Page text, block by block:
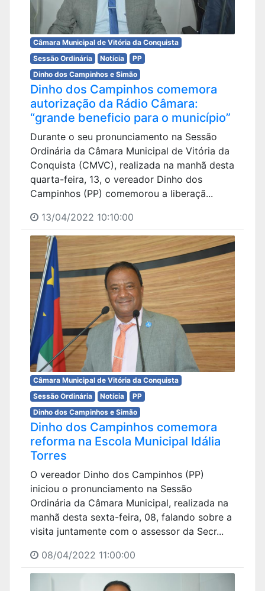
Câmara Municipal de Vitória da Conquista
Sessão Ordinária
Notícia
PP
Dinho dos Campinhos e Simão
Dinho dos Campinhos comemora
autorização da Rádio Câmara:
“grande beneficio para o município”
Durante o seu pronunciamento na Sessão
Ordinária da Câmara Municipal de Vitória da
Conquista (CMVC), realizada na manhã desta
quarta-feira, 13, o vereador Dinho dos
Campinhos (PP) comemorou a liberaçã...
13/04/2022 10:10:00
Câmara Municipal de Vitória da Conquista
Sessão Ordinária
Notícia
PP
Dinho dos Campinhos e Simão
Dinho dos Campinhos comemora
reforma na Escola Municipal Idália
Torres
O vereador Dinho dos Campinhos (PP)
iniciou o pronunciamento na Sessão
Ordinária da Câmara Municipal, realizada na
manhã desta sexta-feira, 08, falando sobre a
visita juntamente com o assessor da Secr...
08/04/2022 11:00:00